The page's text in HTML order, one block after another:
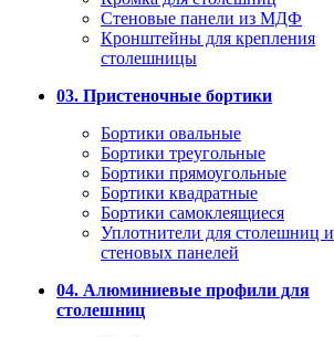
Стеновые панели из МДФ
Кронштейны для крепления
столешницы
03. Пристеночные бортики
Бортики овальные
Бортики треугольные
Бортики прямоугольные
Бортики квадратные
Бортики самоклеящиеся
Уплотнители для столешниц и
стеновых панелей
04. Алюминиевые профили для
столешниц